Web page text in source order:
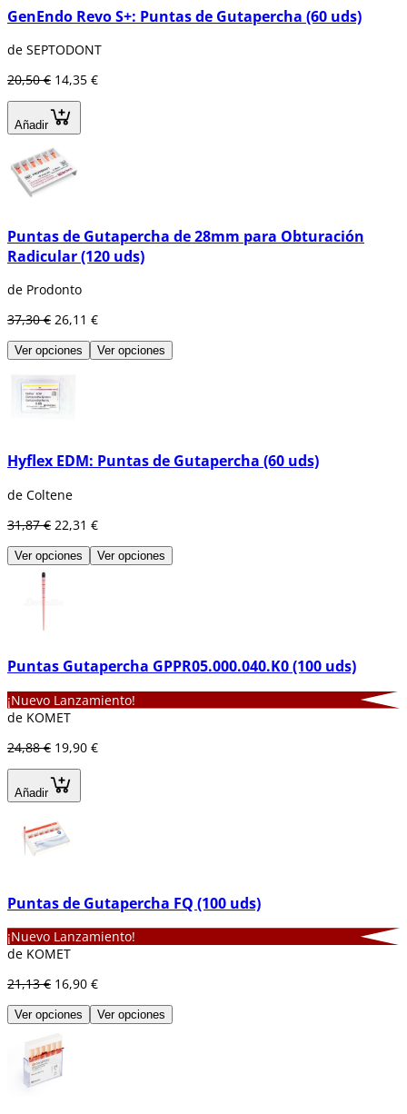
GenEndo Revo S+: Puntas de Gutapercha (60 uds)
de SEPTODONT
20,50 € 14,35 €
Añadir
Puntas de Gutapercha de 28mm para Obturación
Radicular (120 uds)
de Prodonto
37,30 € 26,11 €
Ver opciones Ver opciones
Hyflex EDM: Puntas de Gutapercha (60 uds)
de Coltene
31,87 € 22,31 €
Ver opciones Ver opciones
Puntas Gutapercha GPPR05.000.040.K0 (100 uds)
¡Nuevo Lanzamiento!
de KOMET
24,88 € 19,90 €
Añadir
Puntas de Gutapercha FQ (100 uds)
¡Nuevo Lanzamiento!
de KOMET
21,13 € 16,90 €
Ver opciones Ver opciones